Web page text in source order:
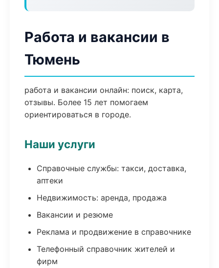
Работа и вакансии в
Тюмень
работа и вакансии онлайн: поиск, карта,
отзывы. Более 15 лет помогаем
ориентироваться в городе.
Наши услуги
Справочные службы: такси, доставка,
аптеки
Недвижимость: аренда, продажа
Вакансии и резюме
Реклама и продвижение в справочнике
Телефонный справочник жителей и
фирм